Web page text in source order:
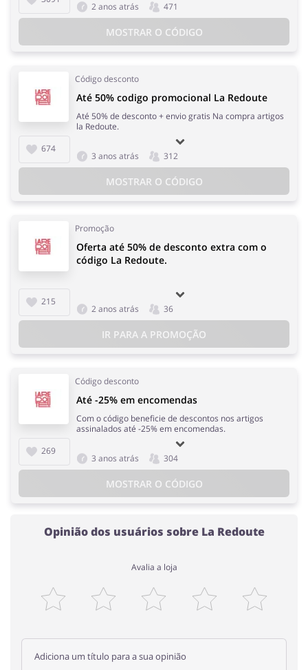
2 anos atrás 471
MOSTRAR O CÓDIGO
Código desconto
674
Até 50% codigo promocional La Redoute
Até 50% de desconto + envio gratis Na compra artigos
la Redoute.
3 anos atrás 312
MOSTRAR O CÓDIGO
Promoção
215
Oferta até 50% de desconto extra com o
código La Redoute.
2 anos atrás 36
IR PARA A PROMOÇÃO
Código desconto
269
Até -25% em encomendas
Com o código beneficie de descontos nos artigos
assinalados até -25% em encomendas.
3 anos atrás 304
MOSTRAR O CÓDIGO
Opinião dos usuários sobre La Redoute
Avalia a loja